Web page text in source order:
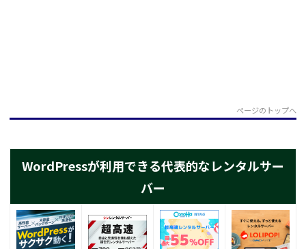
ページのトップへ
WordPressが利用できる代表的なレンタルサー
バー